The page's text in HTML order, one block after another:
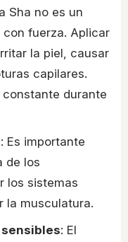
Sha no es un
fuerza. Aplicar
la piel, causar
capilares.
durante
: Es importante
de los
los sistemas
la musculatura.
sensibles: El